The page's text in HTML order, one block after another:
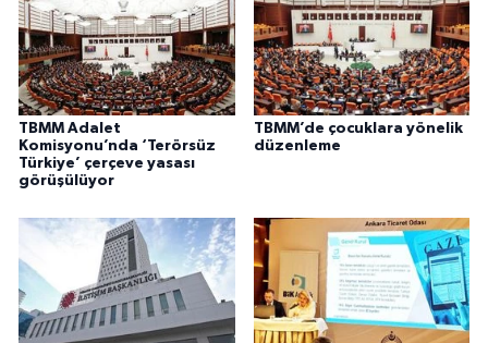
TBMM Adalet
Komisyonu’nda ‘Terörsüz
Türkiye’ çerçeve yasası
görüşülüyor
TBMM’de çocuklara yönelik
düzenleme